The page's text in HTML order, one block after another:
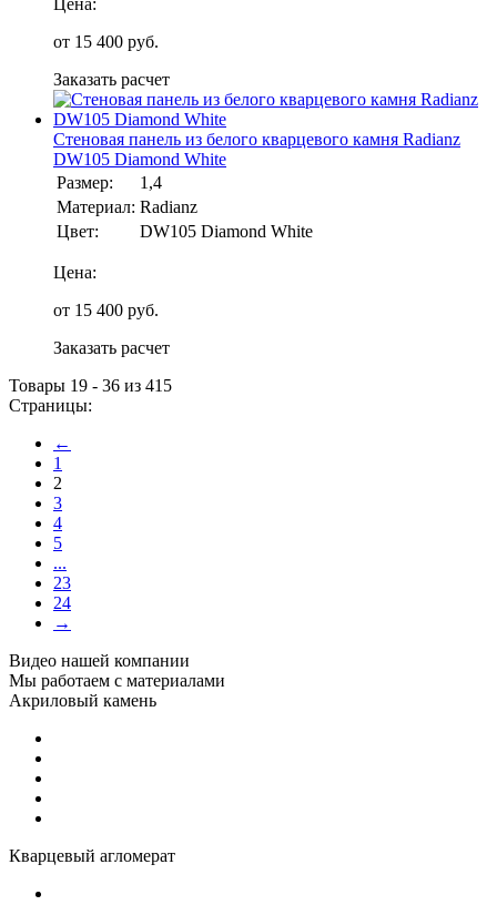
от 15 400 руб.
Заказать расчет
Стеновая панель из белого кварцевого камня Radianz
DW105 Diamond White
Размер:
1,4
Материал: Radianz
Цвет:
DW105 Diamond White
Цена:
от 15 400 руб.
Заказать расчет
Товары 19 - 36 из 415
Страницы:
←
1
2
3
4
5
...
23
24
→
Видео нашей компании
Мы работаем с материалами
Акриловый камень
Кварцевый агломерат